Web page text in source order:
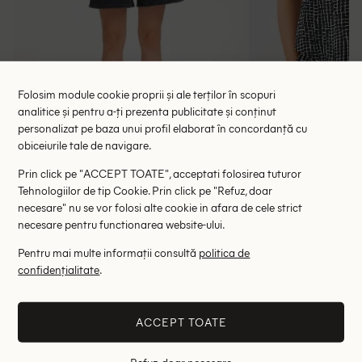
Bluza Gestuz, negru
RRP: 605.00 lei
XS-S
Altii au fost interesati de
Folosim module cookie proprii și ale terților în scopuri
analitice și pentru a-ți prezenta publicitate și conținut
personalizat pe baza unui profil elaborat în concordanță cu
obiceiurile tale de navigare.
Prin click pe "ACCEPT TOATE", acceptati folosirea tuturor
Tehnologiilor de tip Cookie. Prin click pe "Refuz, doar
necesare" nu se vor folosi alte cookie in afara de cele strict
necesare pentru functionarea website-ului.
Pentru mai multe informații consultă politica de
confidențialitate.
ACCEPT TOATE